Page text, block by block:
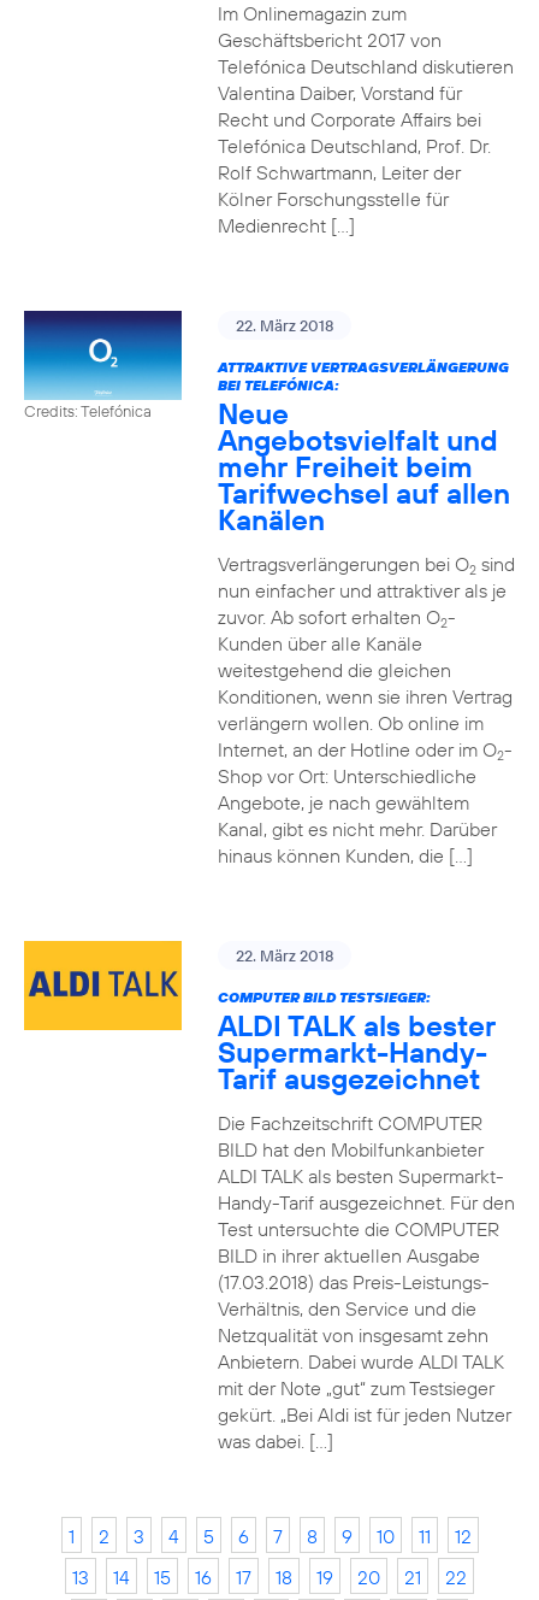
Im Onlinemagazin zum
Geschäftsbericht 2017 von
Telefónica Deutschland diskutieren
Valentina Daiber, Vorstand für
Recht und Corporate Affairs bei
Telefónica Deutschland, Prof. Dr.
Rolf Schwartmann, Leiter der
Kölner Forschungsstelle für
Medienrecht […]
Credits: Telefónica
22. März 2018
ATTRAKTIVE VERTRAGSVERLÄNGERUNG
BEI TELEFÓNICA:
Neue
Angebotsvielfalt und
mehr Freiheit beim
Tarifwechsel auf allen
Kanälen
Vertragsverlängerungen bei O2sind
nun einfacher und attraktiver als je
zuvor. Ab sofort erhalten O2-
Kunden über alle Kanäle
weitestgehend die gleichen
Konditionen, wenn sie ihren Vertrag
verlängern wollen. Ob online im
Internet, an der Hotline oder im O2-
Shop vor Ort: Unterschiedliche
Angebote, je nach gewähltem
Kanal, gibt es nicht mehr. Darüber
hinaus können Kunden, die […]
22. März 2018
COMPUTER BILD TESTSIEGER:
ALDI TALK als bester
Supermarkt-Handy-
Tarif ausgezeichnet
Die Fachzeitschrift COMPUTER
BILD hat den Mobilfunkanbieter
ALDI TALK als besten Supermarkt-
Handy-Tarif ausgezeichnet. Für den
Test untersuchte die COMPUTER
BILD in ihrer aktuellen Ausgabe
(17.03.2018) das Preis-Leistungs-
Verhältnis, den Service und die
Netzqualität von insgesamt zehn
Anbietern. Dabei wurde ALDI TALK
mit der Note „gut“ zum Testsieger
gekürt. „Bei Aldi ist für jeden Nutzer
was dabei. […]
1 2 3 4 5 6 7 8 9 10 11
12
13
14 15 16 17 18 19 20 21
22